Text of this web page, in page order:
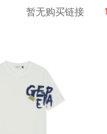
暂无购买链接